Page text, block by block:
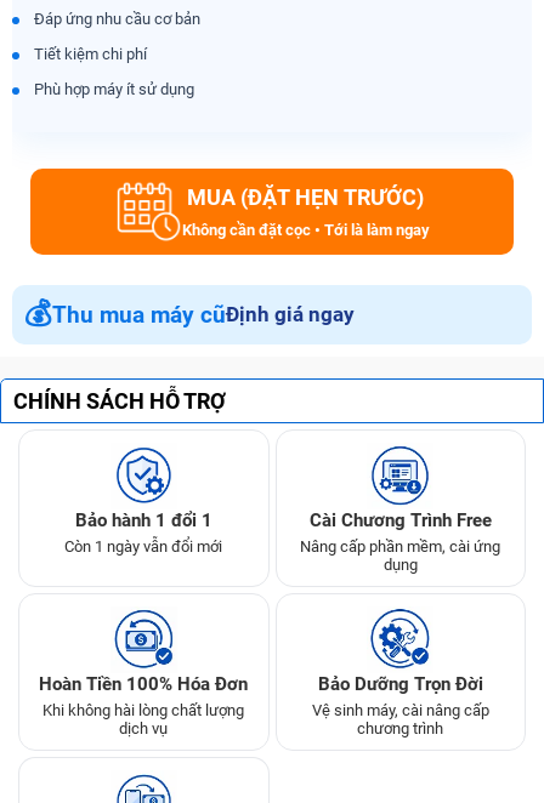
Đáp ứng nhu cầu cơ bản
Tiết kiệm chi phí
Phù hợp máy ít sử dụng
MUA (ĐẶT HẸN TRƯỚC)
Không cần đặt cọc • Tới là làm ngay
💰Thu mua máy cũĐịnh giá ngay
CHÍNH SÁCH HỖ TRỢ
Bảo hành 1 đổi 1
Còn 1 ngày vẫn đổi mới
Cài Chương Trình Free
Nâng cấp phần mềm, cài ứng
dụng
Hoàn Tiền 100% Hóa Đơn
Khi không hài lòng chất lượng
dịch vụ
Bảo Dưỡng Trọn Đời
Vệ sinh máy, cài nâng cấp
chương trình